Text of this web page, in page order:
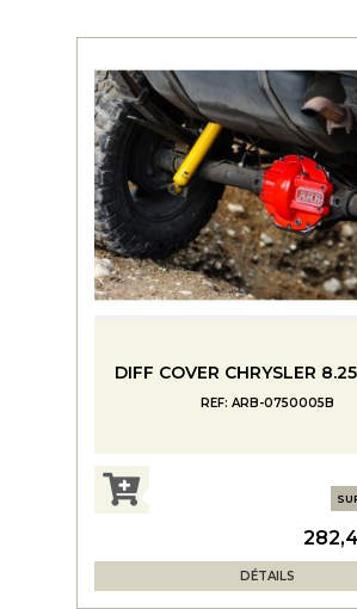
DIFF COVER CHRYSLER
REF: ARB-0750005B
DÉTAILS